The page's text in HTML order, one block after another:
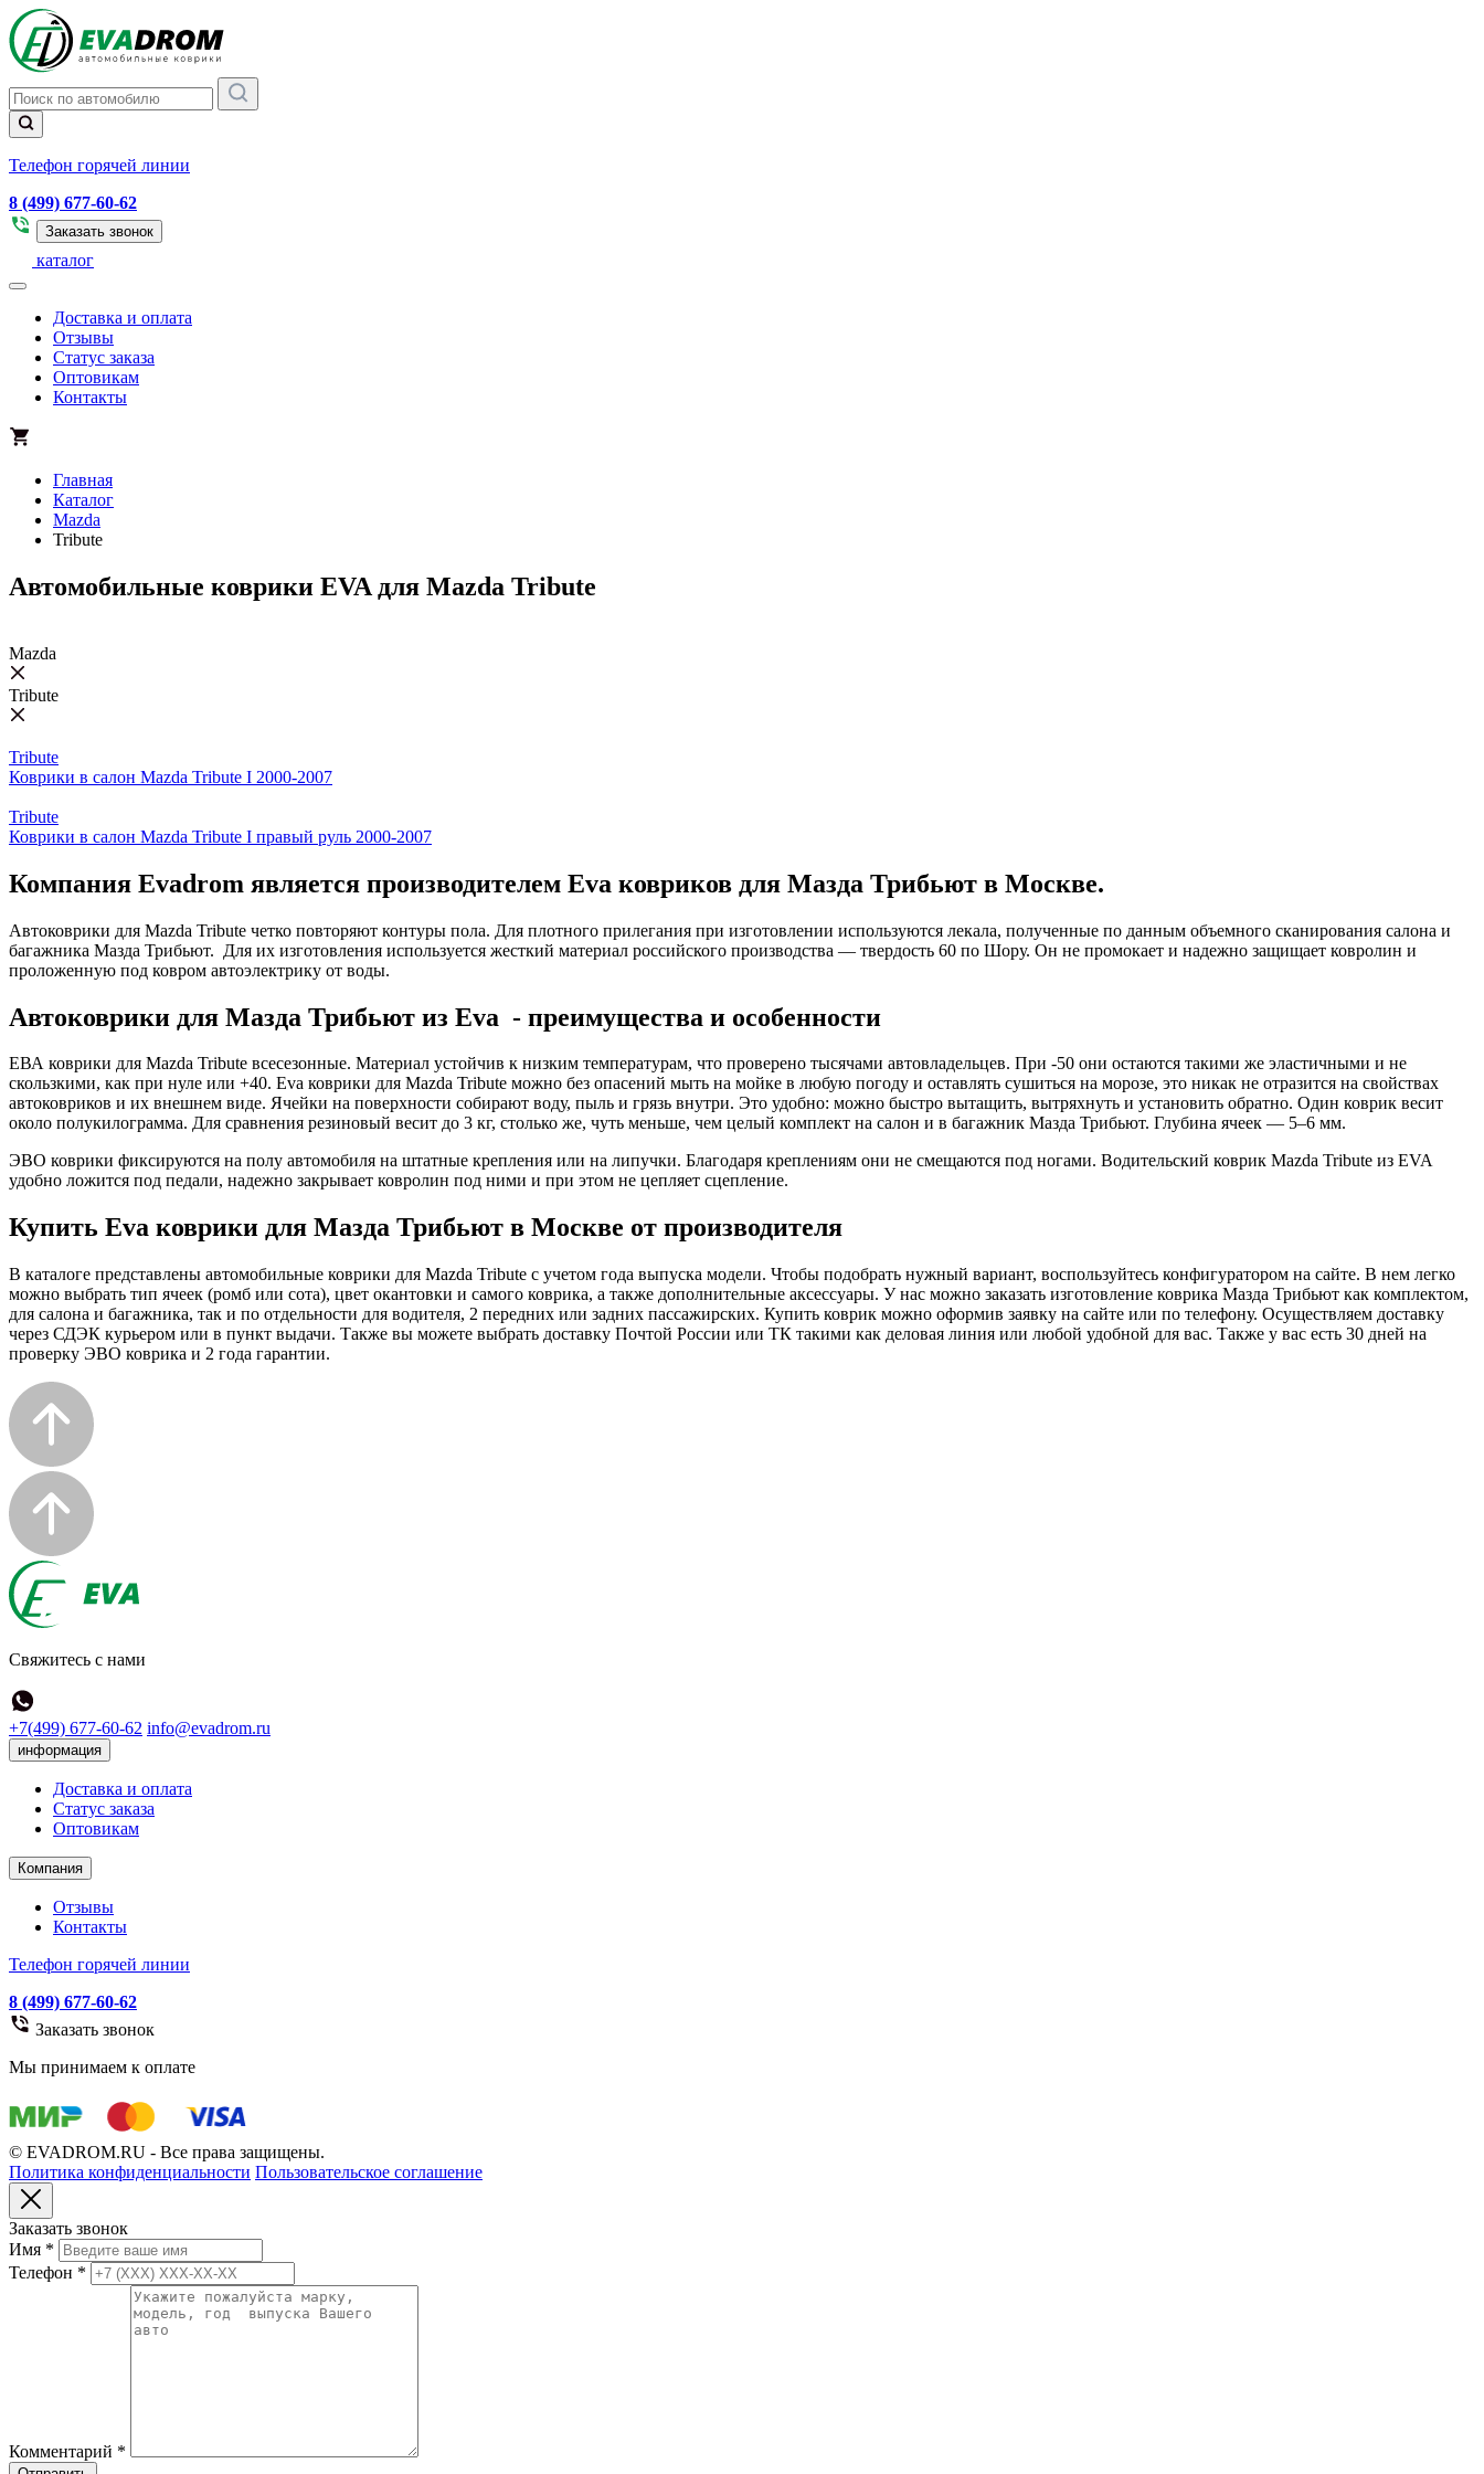
Телефон горячей линии
8 (499) 677-60-62
Заказать звонок
каталог
Доставка и оплата
Отзывы
Статус заказа
Оптовикам
Контакты
Главная
Каталог
Mazda
Tribute
Автомобильные коврики EVA для Mazda Tribute
Mazda
Tribute
Tribute
Коврики в салон Mazda Tribute I 2000-2007
Tribute
Коврики в салон Mazda Tribute I правый руль 2000-2007
Компания Evadrom является производителем Eva ковриков для Мазда Трибьют в Москве.
Автоковрики для Mazda Tribute четко повторяют контуры пола. Для плотного прилегания при изготовлении используются лекала, полученные по данным объемного сканирования салона и
багажника Мазда Трибьют. Для их изготовления используется жесткий материал российского производства — твердость 60 по Шору. Он не промокает и надежно защищает ковролин и
проложенную под ковром автоэлектрику от воды.
Автоковрики для Мазда Трибьют из Eva - преимущества и особенности
ЕВА коврики для Mazda Tribute всесезонные. Материал устойчив к низким температурам, что проверено тысячами автовладельцев. При -50 они остаются такими же эластичными и не
скользкими, как при нуле или +40. Eva коврики для Mazda Tribute можно без опасений мыть на мойке в любую погоду и оставлять сушиться на морозе, это никак не отразится на свойствах
автоковриков и их внешнем виде. Ячейки на поверхности собирают воду, пыль и грязь внутри. Это удобно: можно быстро вытащить, вытряхнуть и установить обратно. Один коврик весит
около полукилограмма. Для сравнения резиновый весит до 3 кг, столько же, чуть меньше, чем целый комплект на салон и в багажник Мазда Трибьют. Глубина ячеек — 5–6 мм.
ЭВО коврики фиксируются на полу автомобиля на штатные крепления или на липучки. Благодаря креплениям они не смещаются под ногами. Водительский коврик Mazda Tribute из EVA
удобно ложится под педали, надежно закрывает ковролин под ними и при этом не цепляет сцепление.
Купить Eva коврики для Мазда Трибьют в Москве от производителя
В каталоге представлены автомобильные коврики для Mazda Tribute с учетом года выпуска модели. Чтобы подобрать нужный вариант, воспользуйтесь конфигуратором на сайте. В нем легко
можно выбрать тип ячеек (ромб или сота), цвет окантовки и самого коврика, а также дополнительные аксессуары. У нас можно заказать изготовление коврика Мазда Трибьют как комплектом,
для салона и багажника, так и по отдельности для водителя, 2 передних или задних пассажирских. Купить коврик можно оформив заявку на сайте или по телефону. Осуществляем доставку
через СДЭК курьером или в пункт выдачи. Также вы можете выбрать доставку Почтой России или ТК такими как деловая линия или любой удобной для вас. Также у вас есть 30 дней на
проверку ЭВО коврика и 2 года гарантии.
Свяжитесь с нами
+7(499) 677-60-62 info@evadrom.ru
информация
Доставка и оплата
Статус заказа
Оптовикам
Компания
Отзывы
Контакты
Телефон горячей линии
8 (499) 677-60-62
Заказать звонок
Мы принимаем к оплате
© EVADROM.RU - Все права защищены.
Политика конфиденциальности Пользовательское соглашение
Заказать звонок
Имя *
Телефон *
Комментарий *